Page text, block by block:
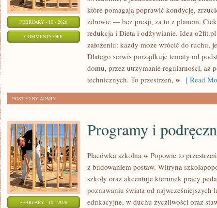
FEBRUARY - 10 - 2026
COMMENTS OFFON
które pomagają poprawić kondycję,
zdrowie — bez presji, za to z planem.
redukcja i Dieta i odżywianie. Idea
założeniu: każdy może wrócić do ruchu,
Dlatego serwis porządkuje tematy od
domu, przez utrzymanie regularności, aż
technicznych. To przestrzeń, w [ Read
POSTED BY ADMIN
FEBRUARY - 10 - 2026
Programy i
Placówka szkolna w Popowie to
z budowaniem postaw. Witryna
szkoły oraz akcentuje kierunek pracy
poznawaniu świata od najwcześniejszych
edukacyjne, w duchu życzliwości oraz